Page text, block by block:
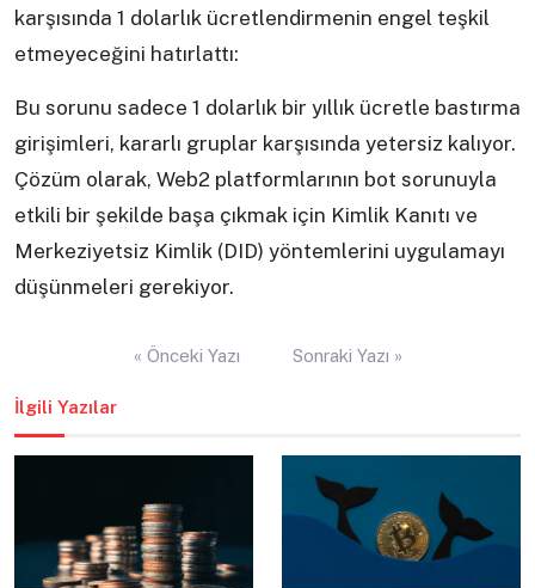
karşısında 1 dolarlık ücretlendirmenin engel teşkil
etmeyeceğini hatırlattı:
Bu sorunu sadece 1 dolarlık bir yıllık ücretle bastırma
girişimleri, kararlı gruplar karşısında yetersiz kalıyor.
Çözüm olarak, Web2 platformlarının bot sorunuyla
etkili bir şekilde başa çıkmak için Kimlik Kanıtı ve
Merkeziyetsiz Kimlik (DID) yöntemlerini uygulamayı
düşünmeleri gerekiyor.
« Önceki Yazı Sonraki Yazı »
İlgili Yazılar